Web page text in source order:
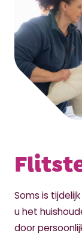
Soms is
u het
door